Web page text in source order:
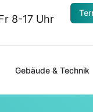
8-17 Uhr
Gebäude & Technik